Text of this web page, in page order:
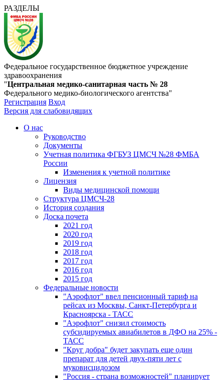
РАЗДЕЛЫ
Федеральное государственное бюджетное учреждение
здравоохранения
"Центральная медико-санитарная часть № 28
Федерального медико-биологического агентства"
Регистрация Вход
Версия для слабовидящих
О нас
Руководство
Документы
Учетная политика ФГБУЗ ЦМСЧ №28 ФМБА
России
Изменения к учетной политике
Лицензия
Виды медицинской помощи
Структура ЦМСЧ-28
История создания
Доска почета
2021 год
2020 год
2019 год
2018 год
2017 год
2016 год
2015 год
Федеральные новости
"Аэрофлот" ввел пенсионный тариф на
рейсах из Москвы, Санкт-Петербурга и
Красноярска - ТАСС
"Аэрофлот" снизил стоимость
субсидируемых авиабилетов в ДФО на 25% -
ТАСС
"Круг добра" будет закупать еще один
препарат для детей двух-пяти лет с
муковисцидозом
"Россия - страна возможностей" планирует